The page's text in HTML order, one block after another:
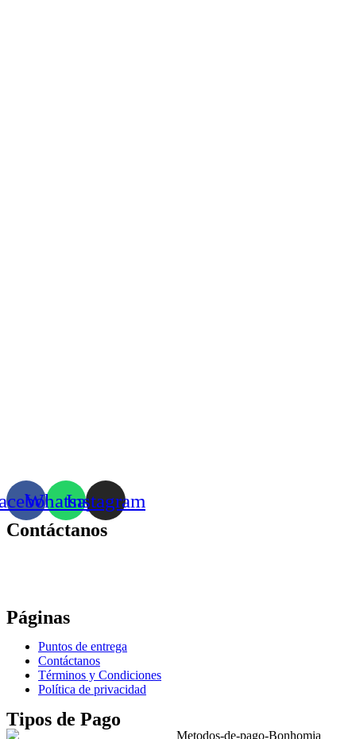
WhatsappInstagram
Contáctanos
Páginas
Puntos de entrega
Contáctanos
Términos y Condiciones
Política de privacidad
Tipos de Pago